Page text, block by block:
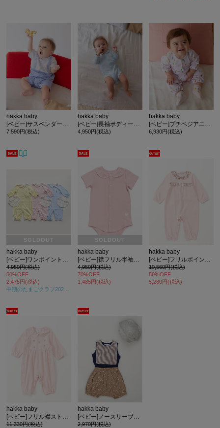
hakka baby
[ベビー]サスペンダーデザイン半袖カバーオール
7,590円(税込)
hakka baby
[ベビー]長袖ボディースーツ
4,950円(税込)
hakka baby
[ベビー]プチベジアニマルプリント2WAYカバーオール
6,930円(税込)
SOLDOUT
hakka baby
4,950円(税込)
50%OFF
2,475円(税込)
SOLDOUT
hakka baby
4,950円(税込)
70%OFF
1,485円(税込)
hakka baby
10,560円(税込)
50%OFF
5,280円(税込)
hakka baby
[ベビー]フリル襟ストレッチスムース長袖カバーオール
11,330円(税込)
hakka baby
[ベビー]ノースリーブボディTシャツ
2,970円(税込)